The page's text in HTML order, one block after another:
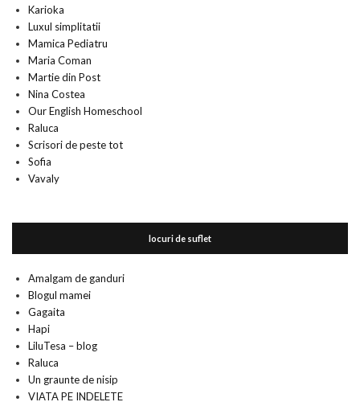
Karioka
Luxul simplitatii
Mamica Pediatru
Maria Coman
Martie din Post
Nina Costea
Our English Homeschool
Raluca
Scrisori de peste tot
Sofia
Vavaly
locuri de suflet
Amalgam de ganduri
Blogul mamei
Gagaita
Hapi
LiluTesa – blog
Raluca
Un graunte de nisip
VIATA PE INDELETE